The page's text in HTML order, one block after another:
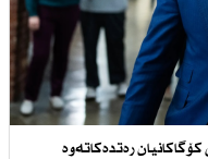
رەتدەكاتەوە